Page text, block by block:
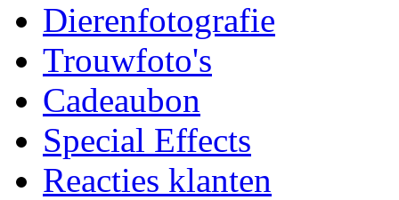
Dierenfotografie
Trouwfoto's
Cadeaubon
Special Effects
Reacties klanten